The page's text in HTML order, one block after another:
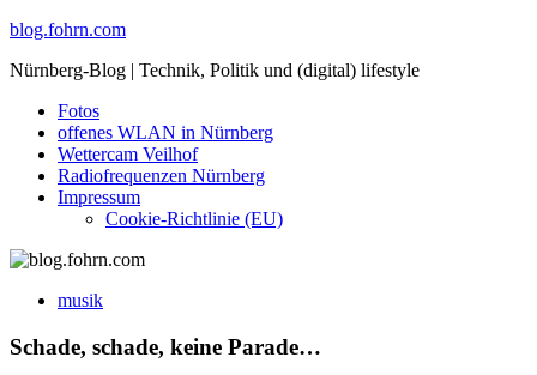
Skip
content
blog.fohrn.com
Nürnberg-Blog | Technik, Politik und (digital) lifestyle
Fotos
offenes WLAN in Nürnberg
Wettercam Veilhof
Radiofrequenzen Nürnberg
Impressum
Cookie-Richtlinie (EU)
musik
Schade, schade, keine Parade…